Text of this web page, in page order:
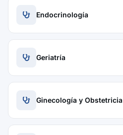
Endocrinología
Geriatría
Ginecología y Obstetricia